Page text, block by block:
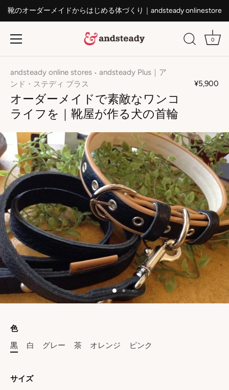
靴のオーダーメイドからはじめる体づくり｜andsteady onlinestore
0
andsteady online stores • andsteady Plus｜ア
ンド・ステディ プラス
¥5,900
オーダーメイドで素敵なワンコ
ライフを｜靴屋が作る犬の首輪
色
黒
白 グレー 茶 オレンジ ピンク
サイズ